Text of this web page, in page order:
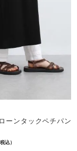
ーンタックペチパン
税込）